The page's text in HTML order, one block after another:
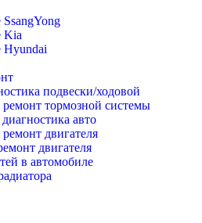
Kia
подвески/ходовой
тормозной системы
авто
двигателя
двигателя
в автомобиле